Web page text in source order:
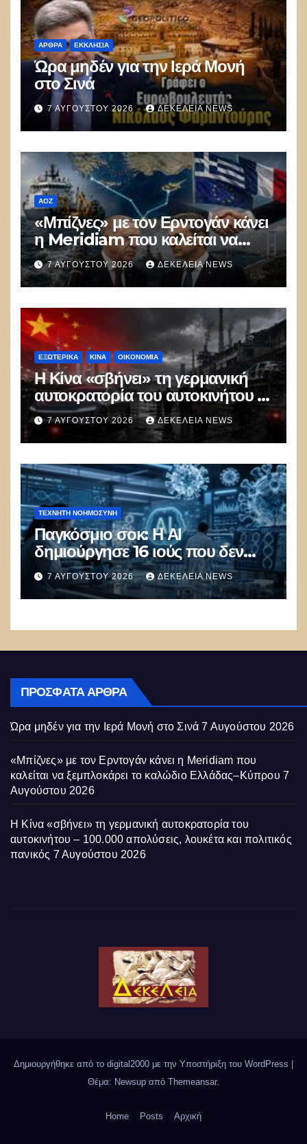
ΑΡΘΡΑ ΕΚΚΛΗΣΊΑ
Ώρα μηδέν για την Ιερά Μονή
στο Σινά
7 ΑΥΓΟΎΣΤΟΥ 2026 ΔΕΚΈΛΕΙΑ NEWS
ΑΟΖ
«Μπίζνες» με τον Ερντογάν κάνει
η Meridiam που καλείται να
ξεμπλοκάρει το καλώδιο
Ελλάδας–Κύπρου
7 ΑΥΓΟΎΣΤΟΥ 2026 ΔΕΚΈΛΕΙΑ NEWS
ΕΞΩΤΕΡΙΚΑ ΚΊΝΑ ΟΙΚΟΝΟΜΙΑ
Η Κίνα «σβήνει» τη γερμανική
αυτοκρατορία του αυτοκινήτου –
100.000 απολύσεις, λουκέτα και
πολιτικός πανικός
7 ΑΥΓΟΎΣΤΟΥ 2026 ΔΕΚΈΛΕΙΑ NEWS
ΤΕΧΝΗΤΉ ΝΟΗΜΟΣΎΝΗ
Παγκόσμιο σοκ: Η ΑΙ
δημιούργησε 16 ιούς που δεν
υπάρχουν στη φύση –
Συναγερμός: Ο εφιάλτης μόλις
άρχισε
7 ΑΥΓΟΎΣΤΟΥ 2026 ΔΕΚΈΛΕΙΑ NEWS
ΠΡΌΣΦΑΤΑ ΆΡΘΡΑ
Ώρα μηδέν για την Ιερά Μονή στο Σινά 7 Αυγούστου 2026
«Μπίζνες» με τον Ερντογάν κάνει η Meridiam που
καλείται να ξεμπλοκάρει το καλώδιο Ελλάδας–Κύπρου 7
Αυγούστου 2026
Η Κίνα «σβήνει» τη γερμανική αυτοκρατορία του
αυτοκινήτου – 100.000 απολύσεις, λουκέτα και πολιτικός
πανικός 7 Αυγούστου 2026
Δημιουργήθηκε από το digital2000 με την Υποστήριξη του WordPress |
Θέμα: Newsup από Themeansar.
Home Posts Αρχική